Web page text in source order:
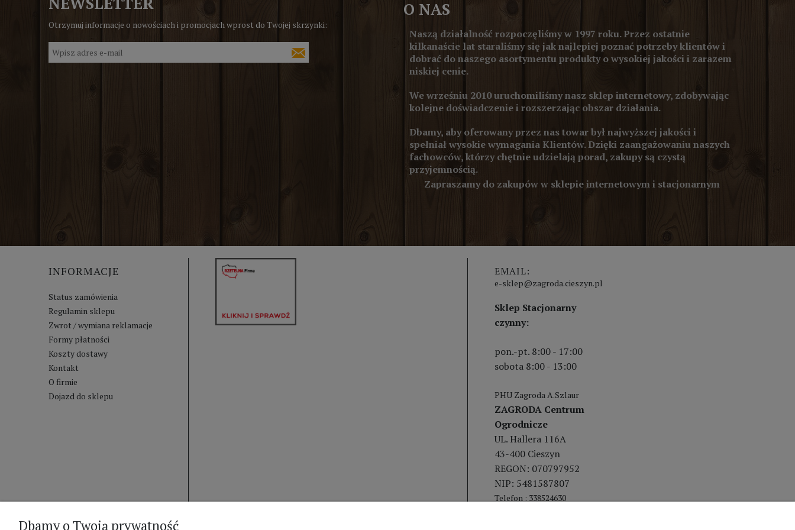
Otrzymuj informacje o nowościach i promocjach wprost do Twojej skrzynki:
O NAS
Naszą działalność rozpoczęliśmy w 1997 roku. Przez ostatnie
kilkanaście lat staraliśmy się jak najlepiej poznać potrzeby klientów i
dobrać do naszego asortymentu produkty o wysokiej jakości i zarazem
niskiej cenie.
We wrześniu 2010 uruchomiliśmy nasz sklep internetowy, zdobywając
kolejne doświadczenie i rozszerzając obszar działania.
Dbamy, aby oferowany przez nas towar był najwyższej jakości i
spełniał wysokie wymagania Klientów. Dzięki zaangażowaniu naszych
fachowców, którzy chętnie udzielają porad, zakupy są czystą
przyjemnością.
Zapraszamy do zakupów w sklepie internetowym i stacjonarnym
INFORMACJE
Status zamówienia
Regulamin sklepu
Zwrot / wymiana reklamacje
Formy płatności
Koszty dostawy
Kontakt
O firmie
Dojazd do sklepu
EMAIL:
e-sklep@zagroda.cieszyn.pl
Sklep Stacjonarny
czynny:
pon.-pt. 8:00 - 17:00
sobota 8:00 - 13:00
PHU Zagroda A.Szlaur
ZAGRODA Centrum
Ogrodnicze
UL. Hallera 116A
43-400 Cieszyn
REGON: 070797952
NIP: 5481587807
Telefon : 338524630
Dbamy o Twoją prywatność